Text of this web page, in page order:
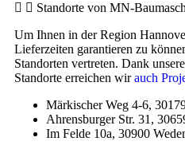
Standorte von MN-
Um Ihnen in der Region
Lieferzeiten garantieren zu
Standorten vertreten. Dank
Standorte erreichen wirauch
Märkischer Weg 4-6,
Ahrensburger Str. 31,
Im Felde 10a, 30900